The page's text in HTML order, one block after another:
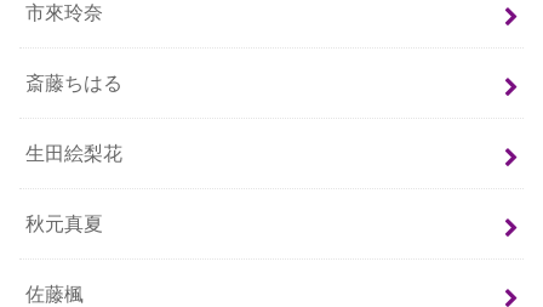
市來玲奈
斎藤ちはる
生田絵梨花
秋元真夏
佐藤楓